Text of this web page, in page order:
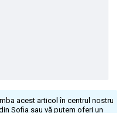
acest articol în centrul nostru
Sofia sau vă putem oferi un